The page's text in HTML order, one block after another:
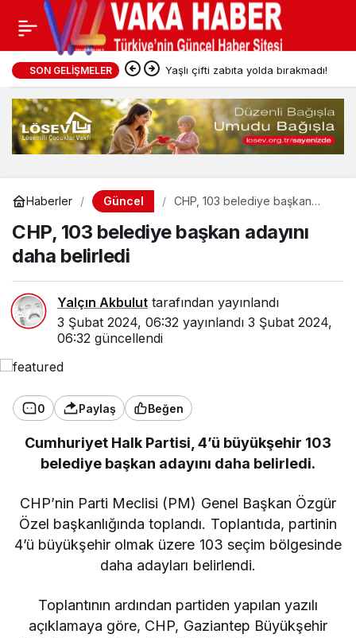
SON GELIŞMELER Yaşlı çifti zabıta yolda bırakmadı!
Haberler Güncel
CHP, 103 belediye başkan
CHP, 103 belediye başkan adayını
daha belirledi
Yalçın Akbulut tarafından yayınlandı
3 Şubat 2024, 06:32 yayınlandı 3 Şubat 2024,
06:32 güncellendi
0 Paylaş Beğen
Cumhuriyet Halk Partisi, 4’ü büyükşehir 103
belediye başkan adayını daha belirledi.
CHP’nin Parti Meclisi (PM) Genel Başkan Özgür
Özel başkanlığında toplandı. Toplantıda, partinin
4’ü büyükşehir olmak üzere 103 seçim bölgesinde
daha adayları belirlendi.
Toplantının ardından partiden yapılan yazılı
açıklamaya göre, CHP, Gaziantep Büyükşehir